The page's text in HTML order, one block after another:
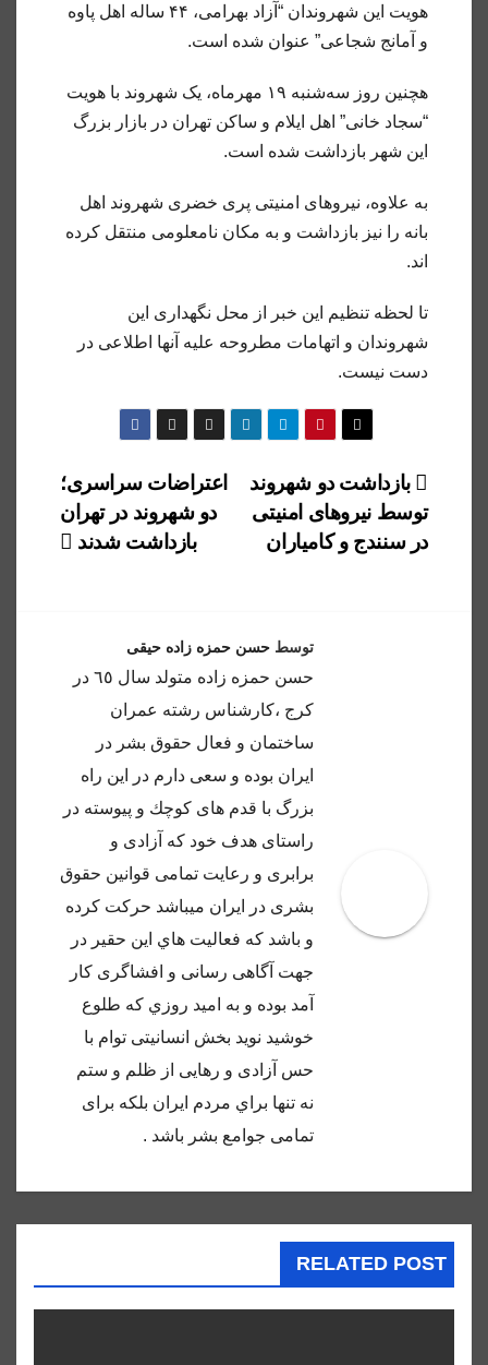
هویت این شهروندان “آزاد بهرامی، ۴۴ ساله اهل پاوه
و آمانج شجاعی” عنوان شده است.
هچنین روز سه‌شنبه ۱۹ مهرماه، یک شهروند با هویت
“سجاد خانی” اهل ایلام و ساکن تهران⁩ در بازار بزرگ
این شهر بازداشت شده است.
به علاوه، نیروهای امنیتی پری خضری شهروند اهل
بانه را نیز بازداشت و به مکان نامعلومی منتقل کرده
اند.
تا لحظه تنظیم این خبر از محل نگهداری این
شهروندان و اتهامات مطروحه علیه آنها اطلاعی در
دست نیست.
راهبری
نوشته
اعتراضات سراسری؛
دو شهروند در تهران
بازداشت شدند
بازداشت دو شهروند
توسط نیروهای امنیتی
در سنندج و کامیاران
توسط حسن حمزه زاده حیقی
حسن حمزه زاده متولد سال ٦٥ در
كرج ،كارشناس رشته عمران
ساختمان و فعال حقوق بشر در
ايران بوده و سعى دارم در اين راه
بزرگ با قدم هاى كوچك و پيوسته در
راستاى هدف خود كه آزادى و
برابرى و رعايت تمامى قوانين حقوق
بشرى در ايران ميباشد حركت كرده
و باشد كه فعاليت هاي اين حقير در
جهت آگاهى رسانى و افشاگرى كار
آمد بوده و به اميد روزي كه طلوع
خوشيد نويد بخش انسانيتى توام با
حس آزادى و رهايى از ظلم و ستم
نه تنها براي مردم ايران بلكه براى
تمامى جوامع بشر باشد .
RELATED POST